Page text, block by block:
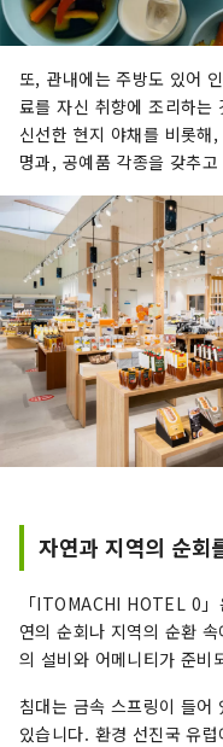
또, 관내에는 주방도 있어
료를 자신 취향에 조리하는
신선한 현지 야채를 비롯해
명과, 공예품 각종을 갖추
자연과 지역의 순회
「ITOMACHI HOTEL 0
연의 순회나 지역의 순환
의 설비와 어메니티가 준비
침대는 금속 스프링이 들어
있습니다. 환경 선진국 유